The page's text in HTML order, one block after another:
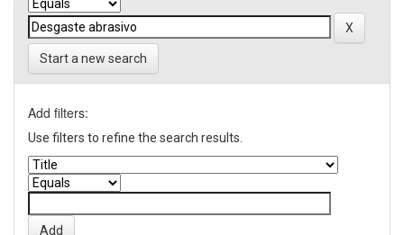
Start a new search
Add filters:
Use filters to refine the search results.